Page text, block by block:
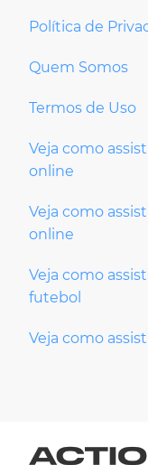
Política de
Quem Somos
Termos de Uso
Veja como
online
Veja como
online
Veja como
futebol
Veja como